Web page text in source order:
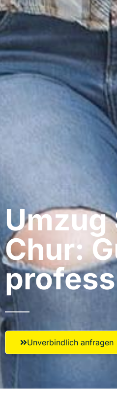
Umzug
Chur:
Unverbindlich anfragen